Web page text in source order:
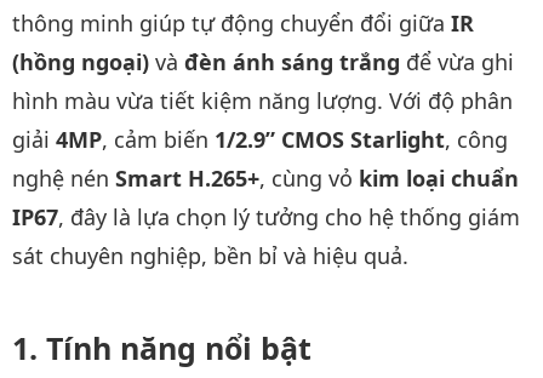
thông minh giúp tự động chuyển đổi giữa IR
(hồng ngoại) và đèn ánh sáng trắng để vừa ghi
hình màu vừa tiết kiệm năng lượng. Với độ phân
giải 4MP, cảm biến 1/2.9” CMOS Starlight, công
nghệ nén Smart H.265+, cùng vỏ kim loại chuẩn
IP67, đây là lựa chọn lý tưởng cho hệ thống giám
sát chuyên nghiệp, bền bỉ và hiệu quả.
Tính năng nổi bật